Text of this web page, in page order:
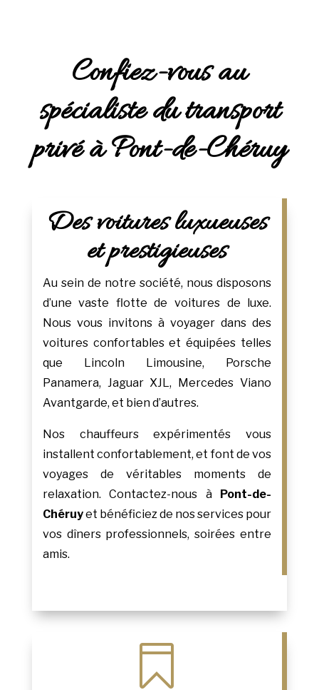
Confiez-vous au
spécialiste du transport
privé à Pont-de-Chéruy
Des voitures luxueuses
et prestigieuses
Au sein de notre société, nous disposons
d’une vaste flotte de voitures de luxe.
Nous vous invitons à voyager dans des
voitures confortables et équipées telles
que Lincoln Limousine, Porsche
Panamera, Jaguar XJL, Mercedes Viano
Avantgarde, et bien d’autres.
Nos chauffeurs expérimentés vous
installent confortablement, et font de vos
voyages de véritables moments de
relaxation. Contactez-nous à Pont-de-
Chéruyet bénéficiez de nos services pour
vos dîners professionnels, soirées entre
amis.
